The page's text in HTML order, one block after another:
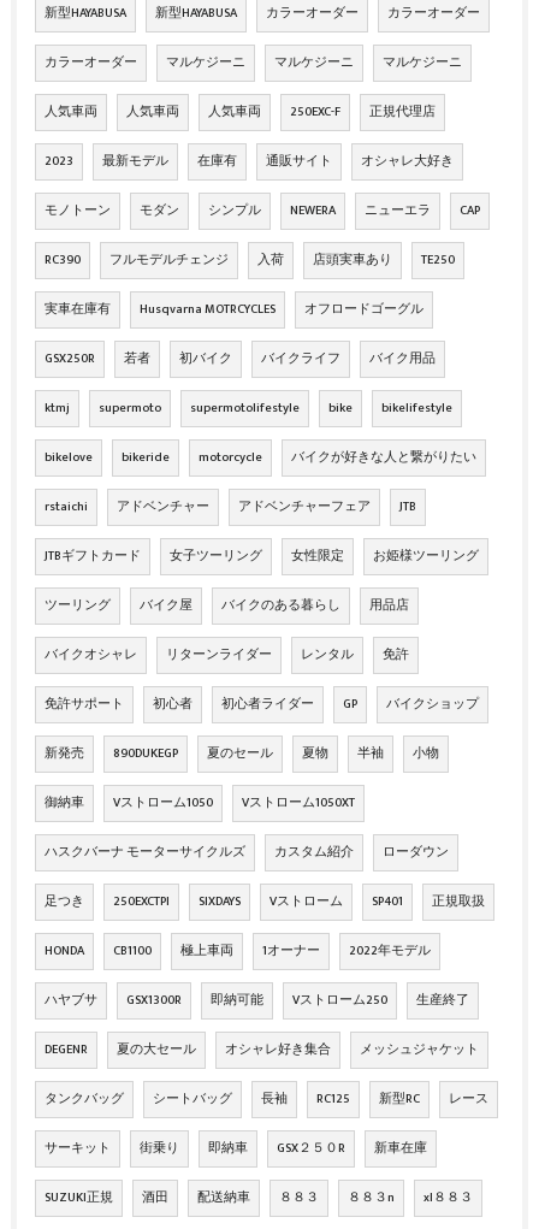
新型HAYABUSA 新型HAYABUSA カラーオーダー カラーオーダー
カラーオーダー マルケジーニ マルケジーニ マルケジーニ
人気車両 人気車両 人気車両 250EXC-F 正規代理店
2023 最新モデル 在庫有 通販サイト オシャレ大好き
モノトーン モダン シンプル NEWERA ニューエラ CAP
RC390 フルモデルチェンジ 入荷 店頭実車あり TE250
実車在庫有 Husqvarna MOTRCYCLES オフロードゴーグル
GSX250R 若者 初バイク バイクライフ バイク用品
ktmj supermoto supermotolifestyle bike bikelifestyle
bikelove bikeride motorcycle バイクが好きな人と繋がりたい
rstaichi アドベンチャー アドベンチャーフェア JTB
JTBギフトカード 女子ツーリング 女性限定 お姫様ツーリング
ツーリング バイク屋 バイクのある暮らし 用品店
バイクオシャレ リターンライダー レンタル 免許
免許サポート 初心者 初心者ライダー GP バイクショップ
新発売 890DUKEGP 夏のセール 夏物 半袖 小物
御納車 Vストローム1050 Vストローム1050XT
ハスクバーナ モーターサイクルズ カスタム紹介 ローダウン
足つき 250EXCTPI SIXDAYS Vストローム SP401 正規取扱
HONDA CB1100 極上車両 1オーナー 2022年モデル
ハヤブサ GSX1300R 即納可能 Vストローム250 生産終了
DEGENR 夏の大セール オシャレ好き集合 メッシュジャケット
タンクバッグ シートバッグ 長袖 RC125 新型RC レース
サーキット 街乗り 即納車 GSX２５０R 新車在庫
SUZUKI正規 酒田 配送納車 ８８３ ８８３n xl８８３